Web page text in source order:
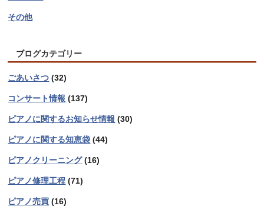
その他
ブログカテゴリー
ごあいさつ (32)
コンサート情報 (137)
ピアノに関するお知らせ情報 (30)
ピアノに関する知恵袋 (44)
ピアノクリーニング(16)
ピアノ修理工程 (71)
ピアノ売買 (16)